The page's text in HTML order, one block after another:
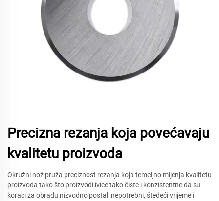
Precizna rezanja koja povećavaju
kvalitetu proizvoda
Okružni nož pruža preciznost rezanja koja temeljno mijenja kvalitetu
proizvoda tako što proizvodi ivice tako čiste i konzistentne da su
koraci za obradu nizvodno postali nepotrebni, štedeći vrijeme i